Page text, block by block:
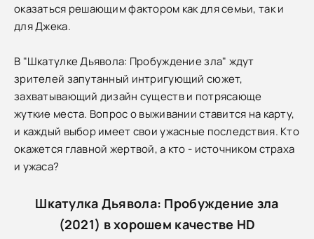
оказаться решающим фактором как для семьи, так и
для Джека.
В "Шкатулке Дьявола: Пробуждение зла" ждут
зрителей запутанный интригующий сюжет,
захватывающий дизайн существ и потрясающе
жуткие места. Вопрос о выживании ставится на карту,
и каждый выбор имеет свои ужасные последствия. Кто
окажется главной жертвой, а кто - источником страха
и ужаса?
Шкатулка Дьявола: Пробуждение зла
(2021) в хорошем качестве HD